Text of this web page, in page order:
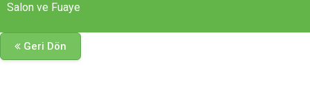
Salon ve Fuaye
Geri Dön